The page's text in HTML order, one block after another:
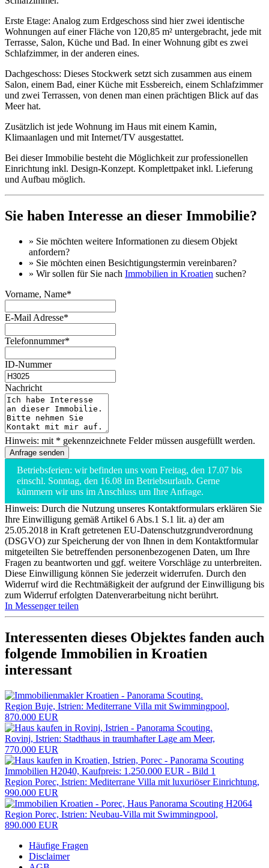
Erste Etage: Analog zum Erdgeschoss sind hier zwei identische
Wohnungen auf einer Fläche von 120,85 m² untergebracht, jede mit
Terrasse, Salon, Küche und Bad. In einer Wohnung gibt es zwei
Schlafzimmer, in der anderen eines.
Dachgeschoss: Dieses Stockwerk setzt sich zusammen aus einem
Salon, einem Bad, einer Küche mit Essbereich, einem Schlafzimmer
und zwei Terrassen, von denen man einen prächtigen Blick auf das
Meer hat.
Zusätzlich ist jede Wohnung im Haus mit einem Kamin,
Klimaanlagen und mit Internet/TV ausgestattet.
Bei dieser Immobilie besteht die Möglichkeit zur professionellen
Einrichtung inkl. Design-Konzept. Komplettpaket inkl. Lieferung
und Aufbau möglich.
Sie haben Interesse an dieser Immobilie?
» Sie möchten weitere Informationen zu diesem Objekt
anfordern?
» Sie möchten einen Besichtigungstermin vereinbaren?
» Wir sollen für Sie nach Immobilien in Kroatien suchen?
Vorname, Name*
E-Mail Adresse*
Telefonnummer*
ID-Nummer
Nachricht
Hinweis: mit * gekennzeichnete Felder müssen ausgefüllt werden.
Betriebsferien: wir befinden uns vom Freitag, den 17.07 bis
einschl. Sonntag, den 16.08 im Betriebsurlaub. Gerne
kümmern wir uns im Anschluss um Ihre Anfrage.
Hinweis: Durch die Nutzung unseres Kontaktformulars erklären Sie
Ihre Einwilligung gemäß Artikel 6 Abs.1 S.1 lit. a) der am
25.05.2018 in Kraft getretenen EU-Datenschutzgrundverordnung
(DSGVO) zur Speicherung der von Ihnen in dem Kontaktformular
mitgeteilten Sie betreffenden personenbezogenen Daten, um Ihre
Fragen zu beantworten und ggf. weitere Vorschläge zu unterbreiten.
Diese Einwilligung können Sie jederzeit widerrufen. Durch den
Widerruf wird die Rechtmäßigkeit der aufgrund der Einwilligung bis
zum Widerruf erfolgten Datenverarbeitung nicht berührt.
In Messenger teilen
Interessenten dieses Objektes fanden auch
folgende Immobilien in Kroatien
interessant
Region Buje, Istrien: Mediterrane Villa mit Swimmingpool,
870.000 EUR
Rovinj, Istrien: Stadthaus in traumhafter Lage am Meer,
770.000 EUR
Region Porec, Istrien: Mediterrane Villa mit luxuriöser Einrichtung,
990.000 EUR
Region Porec, Istrien: Neubau-Villa mit Swimmingpool,
890.000 EUR
Häufige Fragen
Disclaimer